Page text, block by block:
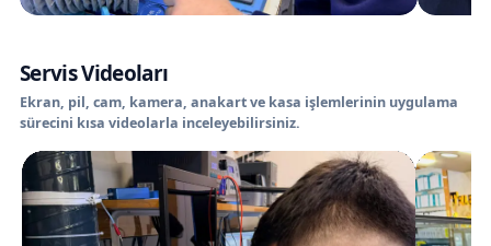
Servis Videoları
Ekran, pil, cam, kamera, anakart ve kasa işlemlerinin uygulama
sürecini kısa videolarla inceleyebilirsiniz.